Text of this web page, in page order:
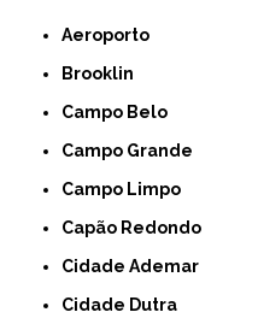
Aeroporto
Brooklin
Campo Belo
Campo Grande
Campo Limpo
Capão Redondo
Cidade Ademar
Cidade Dutra